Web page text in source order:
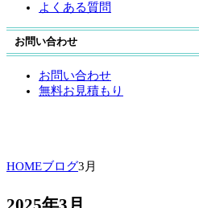
よくある質問
お問い合わせ
お問い合わせ
無料お見積もり
HOMEブログ3月